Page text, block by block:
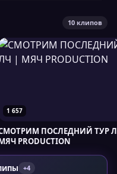
10 клипов
1 657
ПОСЛЕДНИЙ ТУР
PRODUCTION
+4